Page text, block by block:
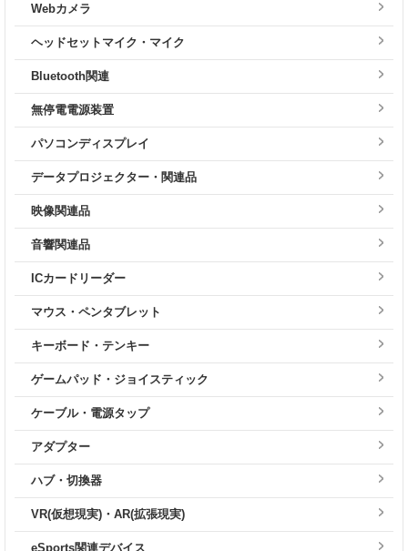
Webカメラ
ヘッドセットマイク・マイク
Bluetooth関連
無停電電源装置
パソコンディスプレイ
データプロジェクター・関連品
映像関連品
音響関連品
ICカードリーダー
マウス・ペンタブレット
キーボード・テンキー
ゲームパッド・ジョイスティック
ケーブル・電源タップ
アダプター
ハブ・切換器
VR(仮想現実)・AR(拡張現実)
eSports関連デバイス